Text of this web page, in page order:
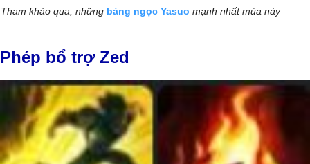
Tham khảo qua, những bảng ngọc Yasuo mạnh nhất mùa này
Phép bổ trợ Zed